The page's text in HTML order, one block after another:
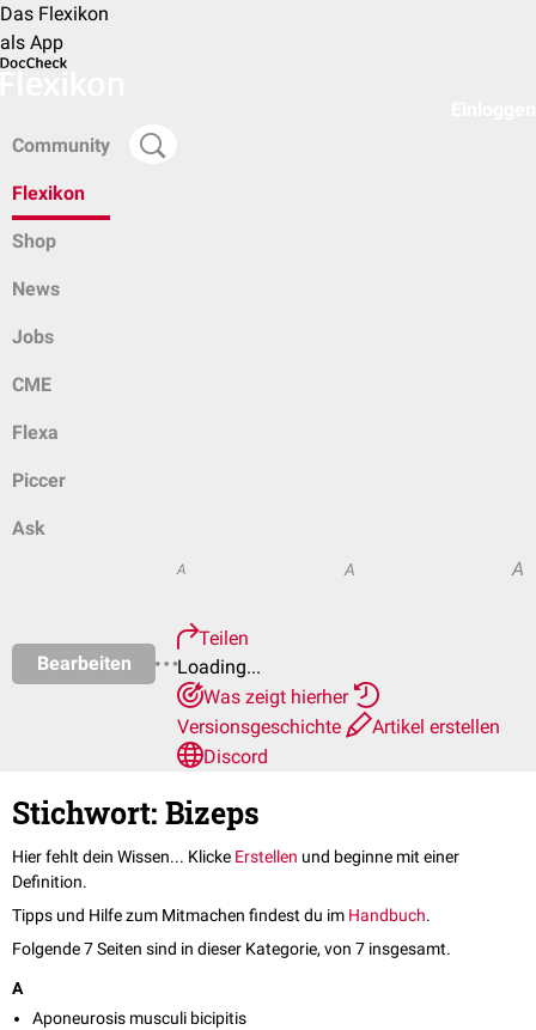
Das Flexikon
als App
Community
Flexikon
Shop
News
Jobs
CME
Flexa
Piccer
Ask
Bearbeiten
A A A
Teilen
Loading...
Was zeigt hierher
Versionsgeschichte
Artikel erstellen
Discord
Stichwort: Bizeps
Hier fehlt dein Wissen... Klicke Erstellen und beginne mit einer
Definition.
Tipps und Hilfe zum Mitmachen findest du im Handbuch.
Folgende 7 Seiten sind in dieser Kategorie, von 7 insgesamt.
A
Aponeurosis musculi bicipitis